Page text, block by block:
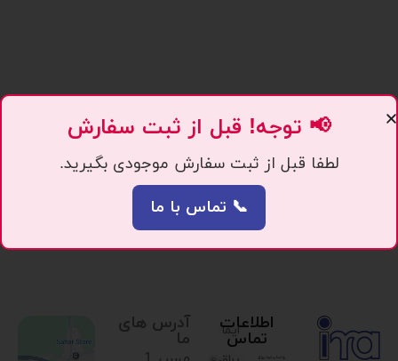
ایما
اطلاعات
تماس
آدرس های
ما
📢 توجه! قبل از ثبت سفارش
لطفا قبل از ثبت سفارش موجودی بگیرید.
📞 تماس با ما